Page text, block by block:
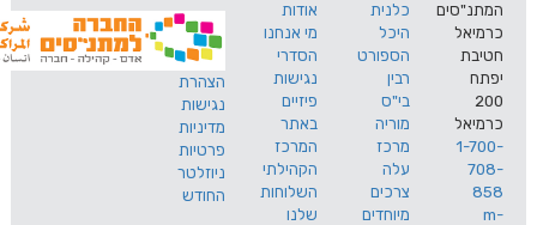
כלנית
היכל
הספורט
רבין
בי"ס
מוריה
מרכז
עלה
צרכים
מיוחדים
אודות
מי אנחנו
הסדרי
נגישות
פיזיים
באתר
המרכז
הקהילתי
השלוחות
שלנו
הצהרת
נגישות
מדיניות
פרטיות
ניוזלטר
החודש